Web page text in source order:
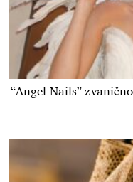
“Angel Nails”